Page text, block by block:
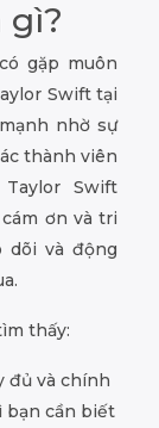
gì?
gặp muôn
Swift tại
nhờ sự
thành viên
Swift
ơn và tri
dõi và động
thấy:
đủ và chính
bạn cần biết